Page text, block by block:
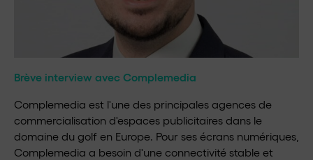
Brève interview avec Complemedia
Complemedia est l'une des principales agences de
commercialisation d'espaces publicitaires dans le
domaine du golf en Europe. Pour ses écrans numériques,
Complemedia a besoin d'une connectivité stable et